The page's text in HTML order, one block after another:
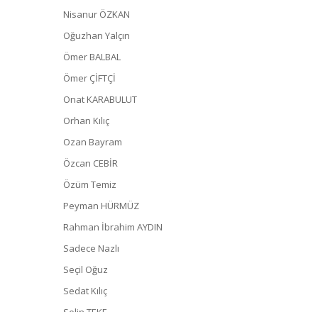
Nisanur ÖZKAN
Oğuzhan Yalçın
Ömer BALBAL
Ömer ÇİFTÇİ
Onat KARABULUT
Orhan Kılıç
Ozan Bayram
Özcan CEBİR
Özüm Temiz
Peyman HÜRMÜZ
Rahman İbrahim AYDIN
Sadece Nazlı
Seçil Oğuz
Sedat Kılıç